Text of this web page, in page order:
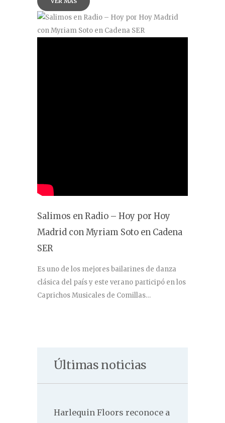
Salimos en Radio – Hoy por Hoy
Madrid con Myriam Soto en Cadena
SER
Es uno de los mejores bailarines de danza
clásica del país y este verano participó en los
Caprichos Musicales de Comillas…
Últimas noticias
Harlequin Floors reconoce a